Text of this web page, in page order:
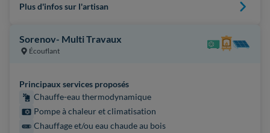
Plus d'infos sur l'artisan
Sorenov- Multi Travaux
Écouflant
Principaux services proposés
Chauffe-eau thermodynamique
Pompe à chaleur et climatisation
Chauffage et/ou eau chaude au bois